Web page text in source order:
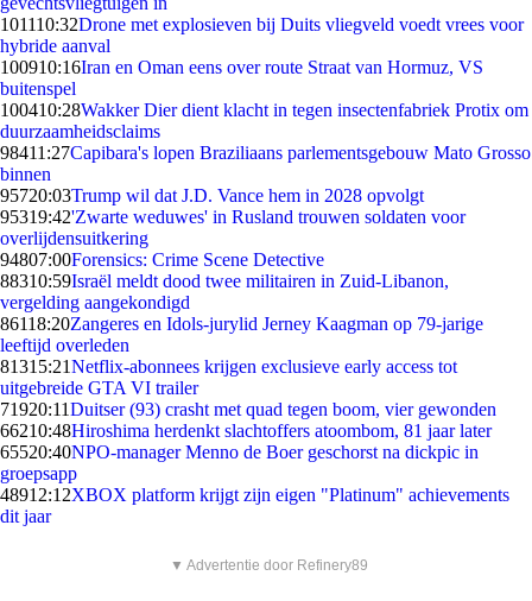
101110:32Drone met explosieven bij Duits vliegveld voedt vrees voor
hybride aanval
100910:16Iran en Oman eens over route Straat van Hormuz, VS
buitenspel
100410:28Wakker Dier dient klacht in tegen insectenfabriek Protix om
duurzaamheidsclaims
98411:27Capibara's lopen Braziliaans parlementsgebouw Mato Grosso
binnen
95720:03Trump wil dat J.D. Vance hem in 2028 opvolgt
95319:42'Zwarte weduwes' in Rusland trouwen soldaten voor
overlijdensuitkering
94807:00Forensics: Crime Scene Detective
88310:59Israël meldt dood twee militairen in Zuid-Libanon,
vergelding aangekondigd
86118:20Zangeres en Idols-jurylid Jerney Kaagman op 79-jarige
leeftijd overleden
81315:21Netflix-abonnees krijgen exclusieve early access tot
uitgebreide GTA VI trailer
71920:11Duitser (93) crasht met quad tegen boom, vier gewonden
66210:48Hiroshima herdenkt slachtoffers atoombom, 81 jaar later
65520:40NPO-manager Menno de Boer geschorst na dickpic in
groepsapp
48912:12XBOX platform krijgt zijn eigen "Platinum" achievements
dit jaar
▼ Advertentie door Refinery89